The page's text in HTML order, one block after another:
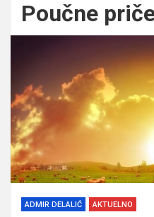
Poučne
ADMIR DELALIĆ AKTUELNO